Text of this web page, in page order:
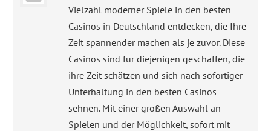
Vielzahl moderner Spiele in den besten
Casinos in Deutschland entdecken, die Ihre
Zeit spannender machen als je zuvor. Diese
Casinos sind für diejenigen geschaffen, die
ihre Zeit schätzen und sich nach sofortiger
Unterhaltung in den besten Casinos
sehnen. Mit einer großen Auswahl an
Spielen und der Möglichkeit, sofort mit